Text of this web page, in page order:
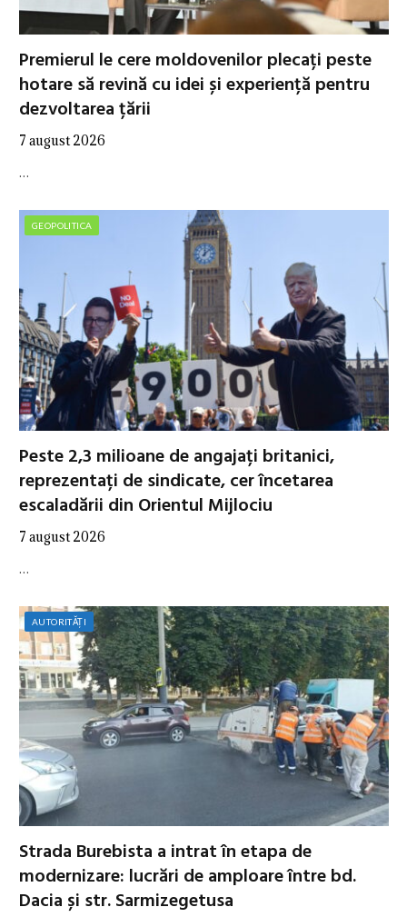
Premierul le cere moldovenilor plecați peste
hotare să revină cu idei și experiență pentru
dezvoltarea țării
7 august 2026
…
GEOPOLITICA
Peste 2,3 milioane de angajați britanici,
reprezentați de sindicate, cer încetarea
escaladării din Orientul Mijlociu
7 august 2026
…
AUTORITĂȚI
Strada Burebista a intrat în etapa de
modernizare: lucrări de amploare între bd.
Dacia și str. Sarmizegetusa